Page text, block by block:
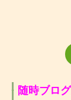
随時ブロ